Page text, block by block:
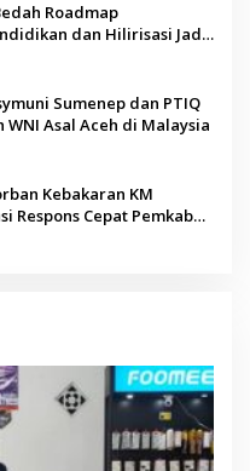
Roadmap
dan Hilirisasi Jadi
Sumenep dan PTIQ
WNI Asal Aceh di Malaysia
Kebakaran KM
Respons Cepat Pemkab